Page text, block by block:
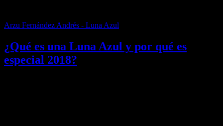
Arzu Fernández Andrés - Luna Azul
¿Qué es una Luna Azul y por qué es
especial 2018?